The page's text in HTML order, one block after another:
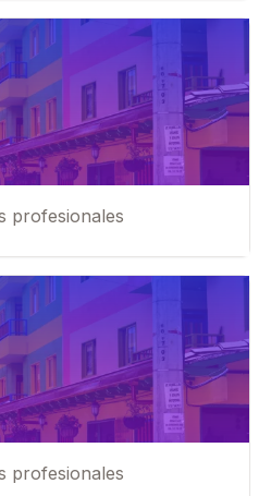
profesionales
profesionales